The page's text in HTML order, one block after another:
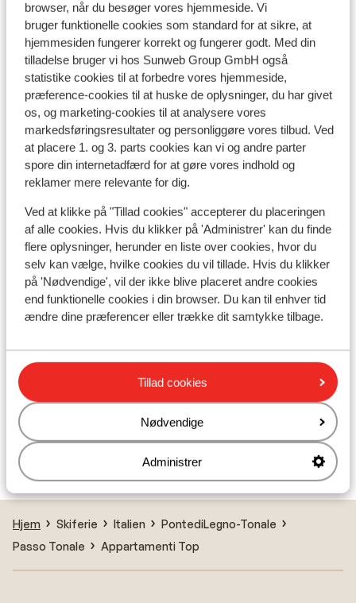
browser, når du besøger vores hjemmeside. Vi
bruger funktionelle cookies som standard for at sikre, at
hjemmesiden fungerer korrekt og fungerer godt. Med din
tilladelse bruger vi hos Sunweb Group GmbH også
statistike cookies til at forbedre vores hjemmeside,
præference-cookies til at huske de oplysninger, du har givet
os, og marketing-cookies til at analysere vores
markedsføringsresultater og personliggøre vores tilbud. Ved
at placere 1. og 3. parts cookies kan vi og andre parter
spore din internetadfærd for at gøre vores indhold og
reklamer mere relevante for dig.
Ved at klikke på "Tillad cookies" accepterer du placeringen
af alle cookies. Hvis du klikker på 'Administrer' kan du finde
flere oplysninger, herunder en liste over cookies, hvor du
selv kan vælge, hvilke cookies du vil tillade. Hvis du klikker
på 'Nødvendige', vil der ikke blive placeret andre cookies
end funktionelle cookies i din browser. Du kan til enhver tid
ændre dine præferencer eller trække dit samtykke tilbage.
Tillad cookies
Nødvendige
Administrer
Undervisning
Skileje
Andre overnatningssteder i
PontediLegno-Tonale
Grand Hotel Miramonti
Hotel Adamello
Hotel Savoia
Hotel Locanda Locatori
Hjem Skiferie Italien
PontediLegno-Tonale
Passo Tonale
Appartamenti Top